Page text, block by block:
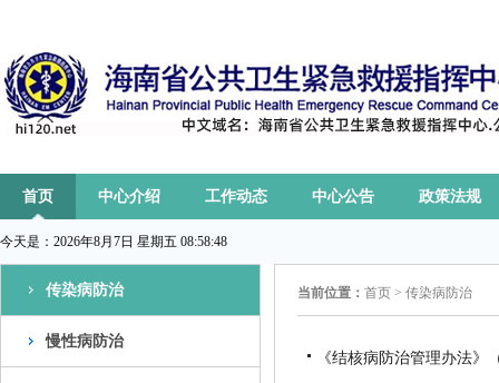
首页 中心介绍 工作动态 中心公告 政策法规
今天是： 2026年8月7日 星期五 08:58:48
传染病防治
慢性病防治
当前位置： 首页 > 传染病防治
《结核病防治管理办法》